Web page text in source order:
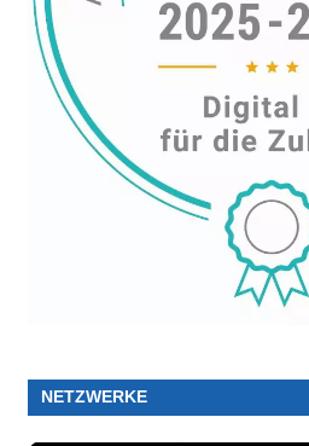
NETZWERKE